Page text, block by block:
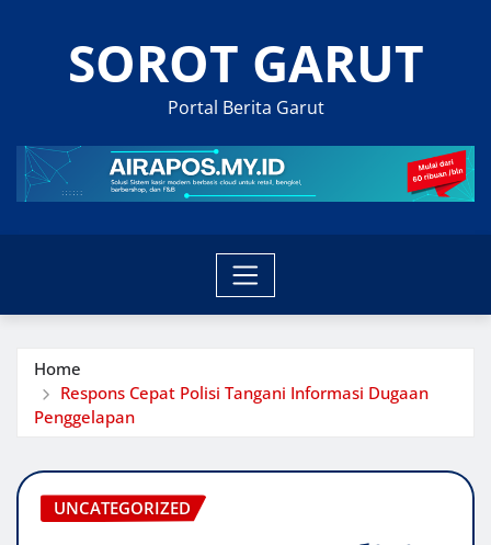
SOROT GARUT
Portal Berita Garut
Home
Respons Cepat Polisi Tangani Informasi Dugaan
Penggelapan
UNCATEGORIZED